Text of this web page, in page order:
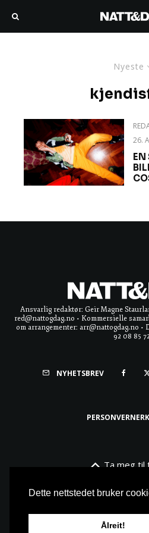
Nyeste
26.
EN
Ansvarlig redaktør: Geir Magne
red@nattogdag.no • Kommersielle
om arrangementer: arr@nattogdag.no
92 08 85
NYHETSBREV
Ta meg til
Alle rettigheter reservert •
Dette nettstedet bruker
Ålreit!